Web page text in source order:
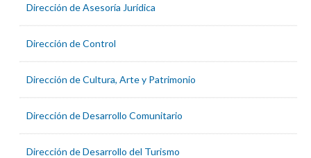
Dirección de Asesoría Jurídica
Dirección de Control
Dirección de Cultura, Arte y Patrimonio
Dirección de Desarrollo Comunitario
Dirección de Desarrollo del Turismo